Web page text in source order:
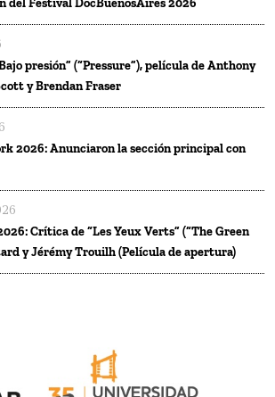
del Festival DocBuenosAires 2026
presión” (“Pressure”), película de Anthony
y Brendan Fraser
2026: Anunciaron la sección principal con
Crítica de “Les Yeux Verts” (“The Green
y Jérémy Trouilh (Película de apertura)